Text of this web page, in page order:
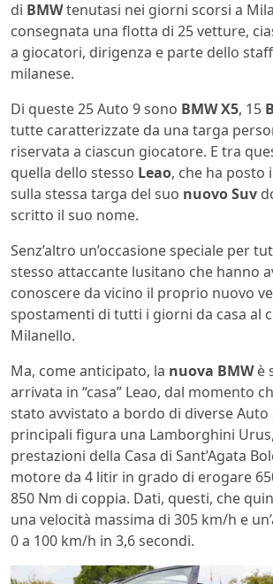
di BMWtenutasi nei giorni scorsi a
consegnata una flotta di 25 vetture,
a giocatori, dirigenza e parte dello
milanese.
Di queste 25 Auto 9 sono BMW X5, 15
tutte caratterizzate da una targa
riservata a ciascun giocatore. E tra
quella dello stesso Leao, che ha posto
sulla stessa targa del suo nuovo Suv
scritto il suo nome.
Senz’altro un’occasione speciale per
stesso attaccante lusitano che hanno
conoscere da vicino il proprio nuovo
spostamenti di tutti i giorni da casa al
Milanello.
Ma, come anticipato, la nuova BMWè
arrivata in “casa” Leao, dal momento
stato avvistato a bordo di diverse Auto
principali figura una Lamborghini
prestazioni della Casa di Sant’Agata
motore da 4 litir in grado di erogare
850 Nm di coppia. Dati, questi, che
una velocità massima di 305 km/h e
0 a 100 km/h in 3,6 secondi.